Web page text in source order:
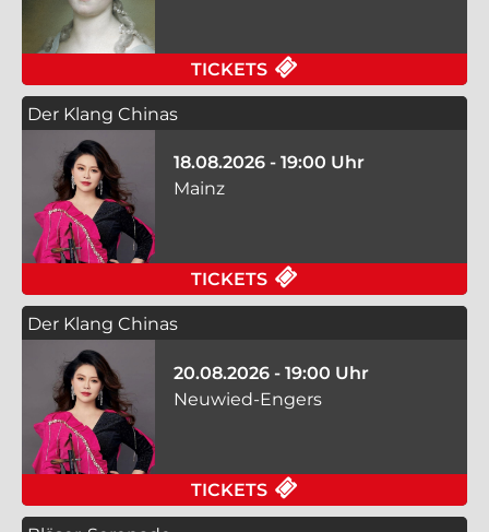
TICKETS
Der Klang Chinas
18.08.2026 - 19:00 Uhr
Mainz
TICKETS
Der Klang Chinas
20.08.2026 - 19:00 Uhr
Neuwied-Engers
TICKETS